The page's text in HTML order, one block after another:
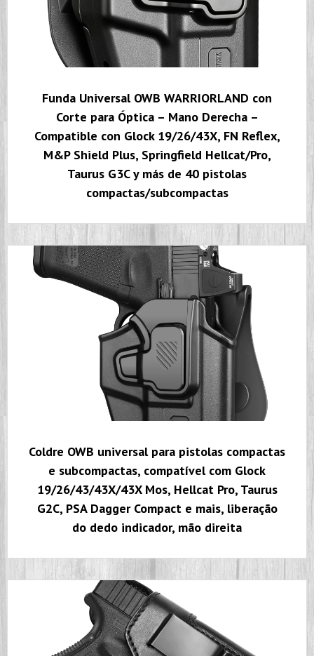
Funda Universal OWB WARRIORLAND con
Corte para Óptica – Mano Derecha –
Compatible con Glock 19/26/43X, FN Reflex,
M&P Shield Plus, Springfield Hellcat/Pro,
Taurus G3C y más de 40 pistolas
compactas/subcompactas
Coldre OWB universal para pistolas compactas
e subcompactas, compatível com Glock
19/26/43/43X/43X Mos, Hellcat Pro, Taurus
G2C, PSA Dagger Compact e mais, liberação
do dedo indicador, mão direita